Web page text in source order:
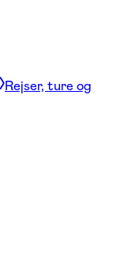
Rejser, ture og